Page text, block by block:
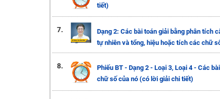
tiết)
7.
Dạng 2: Các bài toán giải bằng phân tích
tự nhiên và tổng, hiệu hoặc tích các chữ
8.
Phiếu BT - Dạng 2 - Loại 3, Loại 4 - Các
chữ số của nó (có lời giải chi tiết)